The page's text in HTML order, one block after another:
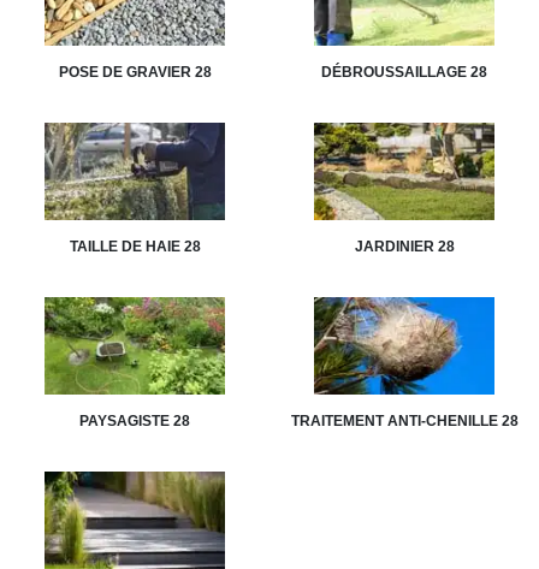
POSE DE GRAVIER 28 DÉBROUSSAILLAGE 28
TAILLE DE HAIE 28 JARDINIER 28
PAYSAGISTE 28 TRAITEMENT ANTI-CHENILLE 28